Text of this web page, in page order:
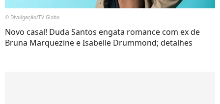
© Divulgação/TV Globo
Novo casal! Duda Santos engata romance com ex de
Bruna Marquezine e Isabelle Drummond; detalhes